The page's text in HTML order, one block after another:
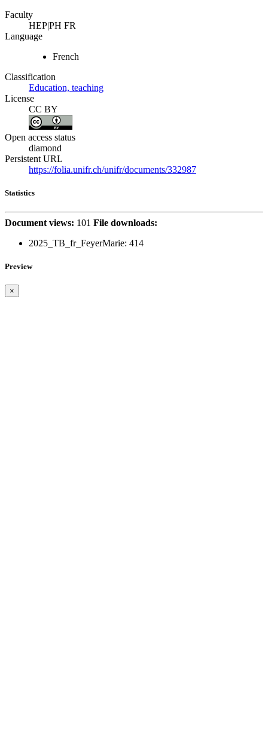
Faculty
HEP|PH FR
Language
French
Classification
Education, teaching
License
CC BY
Open access status
diamond
Persistent URL
https://folia.unifr.ch/unifr/documents/332987
Statistics
Document views: 101 File downloads:
2025_TB_fr_FeyerMarie: 414
Preview
×